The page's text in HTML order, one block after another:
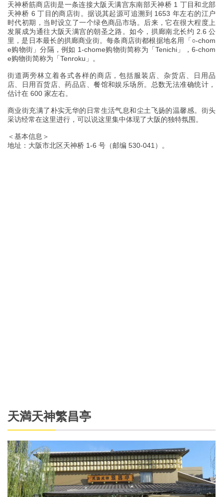
天神桥筋商店街是一条连接大阪天满宫东南部天神桥 1 丁目和北部
天神桥 6 丁目的商店街。据说其起源可追溯到 1653 年左右的江户
时代初期，当时设立了一个绿色商品市场。后来，它在很大程度上
发展成为通往大阪天满宫的朝圣之路。如今，拱廊南北长约 2.6 公
里，是日本最长的拱廊商业街。每条商店街都根据地名用「○-chom
e购物街」分隔，例如 1-chome购物街简称为「Tenichi」，6-chom
e购物街简称为「Tenroku」。
街道两旁林立着各式各样的商店，包括服装店、杂货店、日用品
店、日用百货店、药品店、餐馆和娱乐场所。总数无法准确统计，
估计在 600 家左右。
商业街充满了朴实无华的日常生活气息和尘土飞扬的温馨感。街头
采访经常在这里进行，可以说这里集中体现了大阪的独特氛围。
＜基本信息＞
地址：大阪市北区天神桥 1-6 号（邮编 530-041）。
天満天神繁昌亭